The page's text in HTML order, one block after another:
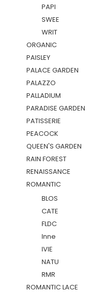
PAPI
SWEE
WRIT
ORGANIC
PAISLEY
PALACE GARDEN
PALAZZO
PALLADIUM
PARADISE GARDEN
PATISSERIE
PEACOCK
QUEEN'S GARDEN
RAIN FOREST
RENAISSANCE
ROMANTIC
BLOS
CATE
FLDC
Inne
IVIE
NATU
RMR
ROMANTIC LACE